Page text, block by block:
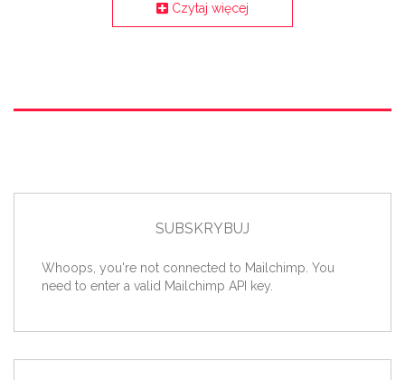
Czytaj więcej
SUBSKRYBUJ
Whoops, you're not connected to Mailchimp. You
need to enter a valid Mailchimp API key.